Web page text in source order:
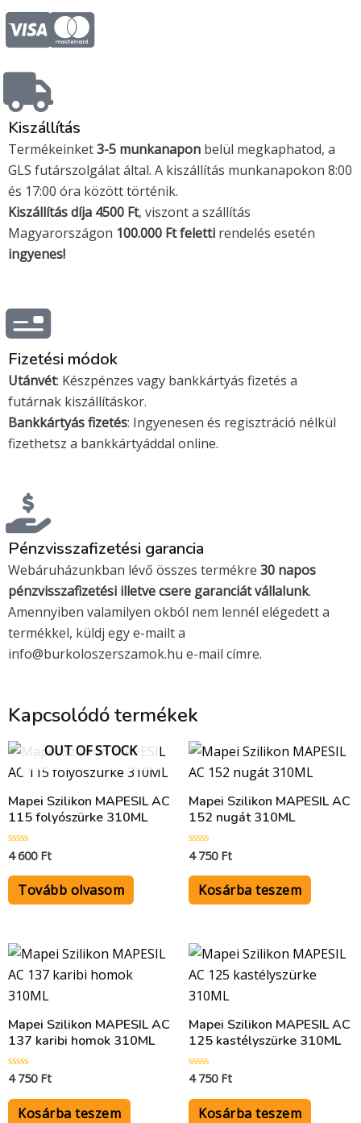
C
c
-
v
i
s
a
C
-
m
a
s
r
c
a
Kiszállítás
Termékeinket3-5 munkanapon belül megkaphatod, a
GLS futárszolgálat által. A kiszállítás munkanapokon 8:00
és 17:00 óra között történik.
Kiszállítás díja 4500 Ft, viszont a szállítás
Magyarországon 100.000 Ft feletti rendelés esetén
ingyenes!
Fizetési módok
Utánvét: Készpénzes vagy bankkártyás fizetés a
futárnak kiszállításkor.
Bankkártyás fizetés: Ingyenesen és regisztráció nélkül
fizethetsz a bankkártyáddal online.
Pénzvisszafizetési garancia
Webáruházunkban lévő összes termékre 30 napos
pénzvisszafizetési illetve csere garanciát vállalunk.
Amennyiben valamilyen okból nem lennél elégedett a
termékkel, küldj egy e-mailt a
info@burkoloszerszamok.hu e-mail címre.
Kapcsolódó termékek
OUT OF STOCK
Mapei Szilikon MAPESIL AC
115 folyószürke 310ML
Értékelés:
/
4 600 Ft
Tovább olvasom
Mapei Szilikon MAPESIL AC
152 nugát 310ML
Értékelés:
/
4 750 Ft
Kosárba teszem
Mapei Szilikon MAPESIL AC
137 karibi homok 310ML
Értékelés:
/
4 750 Ft
Kosárba teszem
Mapei Szilikon MAPESIL AC
125 kastélyszürke 310ML
Értékelés:
/
4 750 Ft
Kosárba teszem